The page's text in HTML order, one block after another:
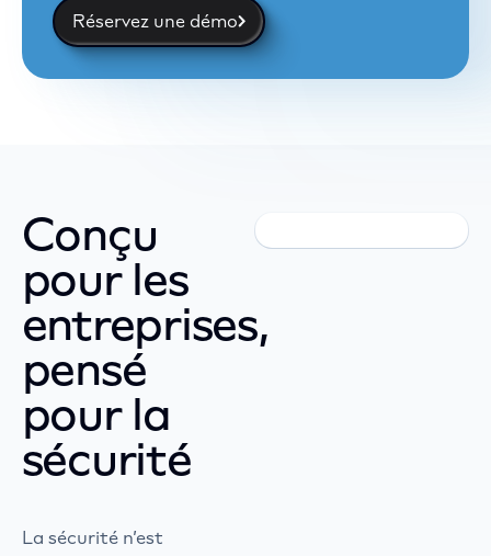
Réservez une démo
Conçu
pour les
entreprises,
pensé
pour la
sécurité
La sécurité n’est